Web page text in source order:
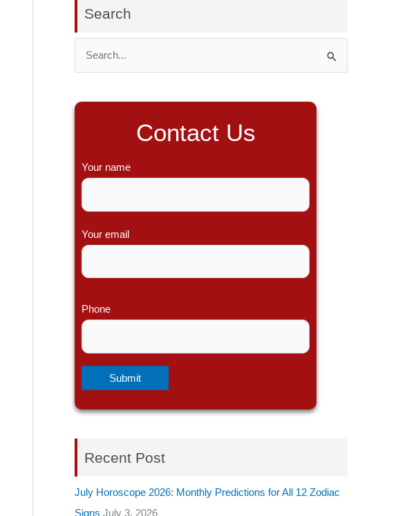
Search
a
Contact Us
Your name
Your email
Phone
Recent Post
July Horoscope 2026: Monthly Predictions for All 12 Zodiac
Signs July 3, 2026